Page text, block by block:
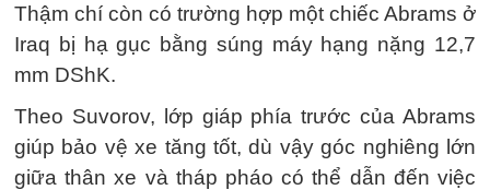
Thậm chí còn có trường hợp một chiếc Abrams ở
Iraq bị hạ gục bằng súng máy hạng nặng 12,7
mm DShK.
Theo Suvorov, lớp giáp phía trước của Abrams
giúp bảo vệ xe tăng tốt, dù vậy góc nghiêng lớn
giữa thân xe và tháp pháo có thể dẫn đến việc